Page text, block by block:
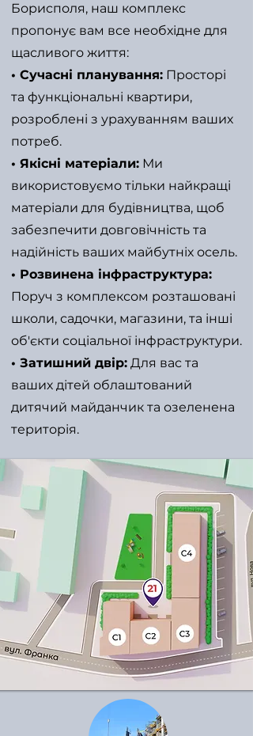
Борисполя, наш комплекс
пропонує вам все необхідне для
щасливого життя:
• Сучасні планування: Просторі
та функціональні квартири,
розроблені з урахуванням ваших
потреб.
• Якісні матеріали: Ми
використовуємо тільки найкращі
матеріали для будівництва, щоб
забезпечити довговічність та
надійність ваших майбутніх осель.
• Розвинена інфраструктура:
Поруч з комплексом розташовані
школи, садочки, магазини, та інші
об'єкти соціальної інфраструктури.
• Затишний двір: Для вас та
ваших дітей облаштований
дитячий майданчик та озеленена
територія.